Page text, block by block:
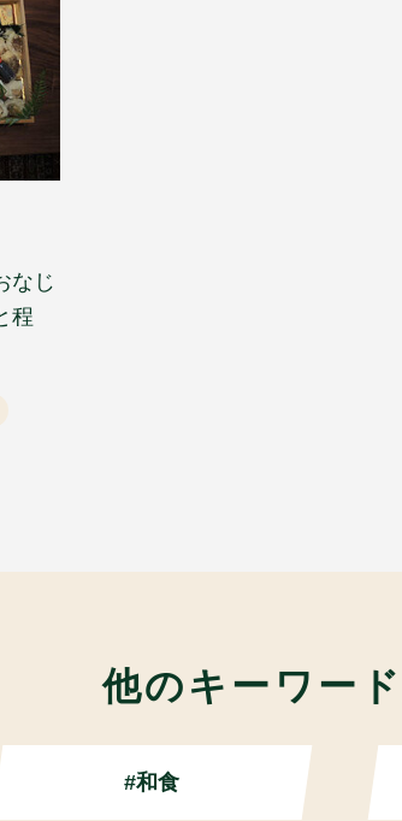
なじ
程
他のキーワー
#和食